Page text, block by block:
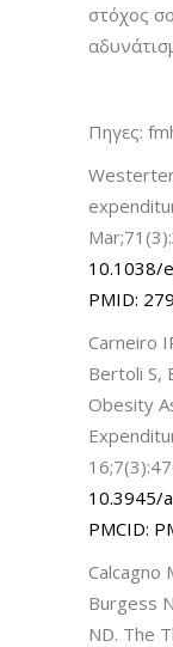
στόχος
Πηγες:
10.1038/
PMID:
Carneiro
Bertoli S,
Obesity
10.3945/
PMCID:
Calcagno
Burgess
ND. The